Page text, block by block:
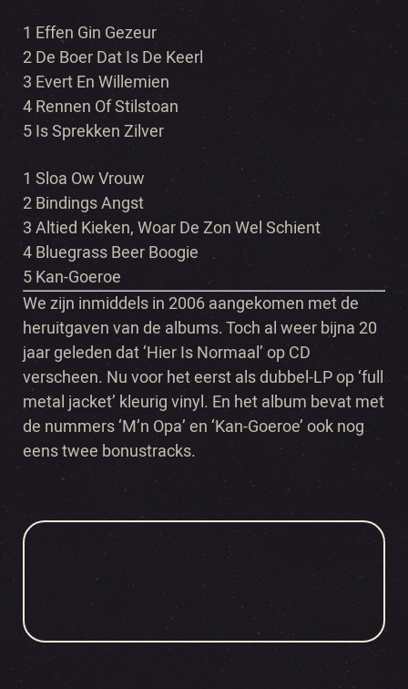
1 Effen Gin Gezeur
2 De Boer Dat Is De Keerl
3 Evert En Willemien
4 Rennen Of Stilstoan
5 Is Sprekken Zilver
1 Sloa Ow Vrouw
2 Bindings Angst
3 Altied Kieken, Woar De Zon Wel Schient
4 Bluegrass Beer Boogie
5 Kan-Goeroe
We zijn inmiddels in 2006 aangekomen met de
heruitgaven van de albums. Toch al weer bijna 20
jaar geleden dat ‘Hier Is Normaal’ op CD
verscheen. Nu voor het eerst als dubbel-LP op ‘full
metal jacket’ kleurig vinyl. En het album bevat met
de nummers ‘M’n Opa’ en ‘Kan-Goeroe’ ook nog
eens twee bonustracks.